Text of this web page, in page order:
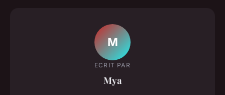
M
ECRIT PAR
Mya